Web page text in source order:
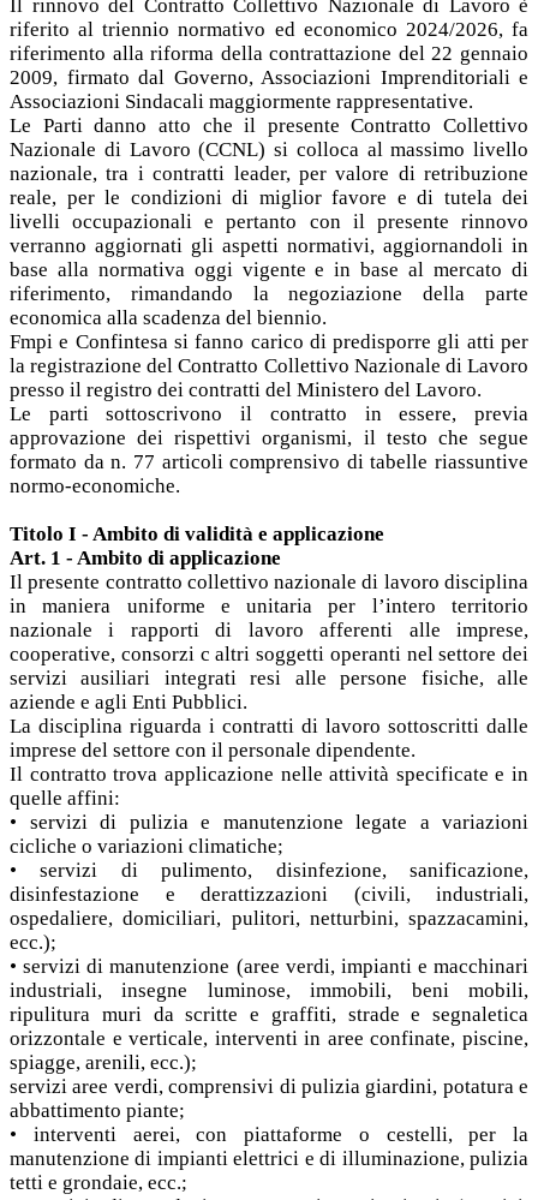
Il rinnovo del Contratto Collettivo Nazionale di Lavoro è
riferito al triennio normativo ed economico 2024/2026, fa
riferimento alla riforma della contrattazione del 22 gennaio
2009, firmato dal Governo, Associazioni Imprenditoriali e
Associazioni Sindacali maggiormente rappresentative.
Le Parti danno atto che il presente Contratto Collettivo
Nazionale di Lavoro (CCNL) si colloca al massimo livello
nazionale, tra i contratti leader, per valore di retribuzione
reale, per le condizioni di miglior favore e di tutela dei
livelli occupazionali e pertanto con il presente rinnovo
verranno aggiornati gli aspetti normativi, aggiornandoli in
base alla normativa oggi vigente e in base al mercato di
riferimento, rimandando la negoziazione della parte
economica alla scadenza del biennio.
Fmpi e Confintesa si fanno carico di predisporre gli atti per
la registrazione del Contratto Collettivo Nazionale di Lavoro
presso il registro dei contratti del Ministero del Lavoro.
Le parti sottoscrivono il contratto in essere, previa
approvazione dei rispettivi organismi, il testo che segue
formato da n. 77 articoli comprensivo di tabelle riassuntive
normo-economiche.
Titolo I - Ambito di validità e applicazione
Art. 1 - Ambito di applicazione
Il presente contratto collettivo nazionale di lavoro disciplina
in maniera uniforme e unitaria per l’intero territorio
nazionale i rapporti di lavoro afferenti alle imprese,
cooperative, consorzi c altri soggetti operanti nel settore dei
servizi ausiliari integrati resi alle persone fisiche, alle
aziende e agli Enti Pubblici.
La disciplina riguarda i contratti di lavoro sottoscritti dalle
imprese del settore con il personale dipendente.
Il contratto trova applicazione nelle attività specificate e in
quelle affini:
• servizi di pulizia e manutenzione legate a variazioni
cicliche o variazioni climatiche;
• servizi di pulimento, disinfezione, sanificazione,
disinfestazione e derattizzazioni (civili, industriali,
ospedaliere, domiciliari, pulitori, netturbini, spazzacamini,
ecc.);
• servizi di manutenzione (aree verdi, impianti e macchinari
industriali, insegne luminose, immobili, beni mobili,
ripulitura muri da scritte e graffiti, strade e segnaletica
orizzontale e verticale, interventi in aree confinate, piscine,
spiagge, arenili, ecc.);
servizi aree verdi, comprensivi di pulizia giardini, potatura e
abbattimento piante;
• interventi aerei, con piattaforme o cestelli, per la
manutenzione di impianti elettrici e di illuminazione, pulizia
tetti e grondaie, ecc.;